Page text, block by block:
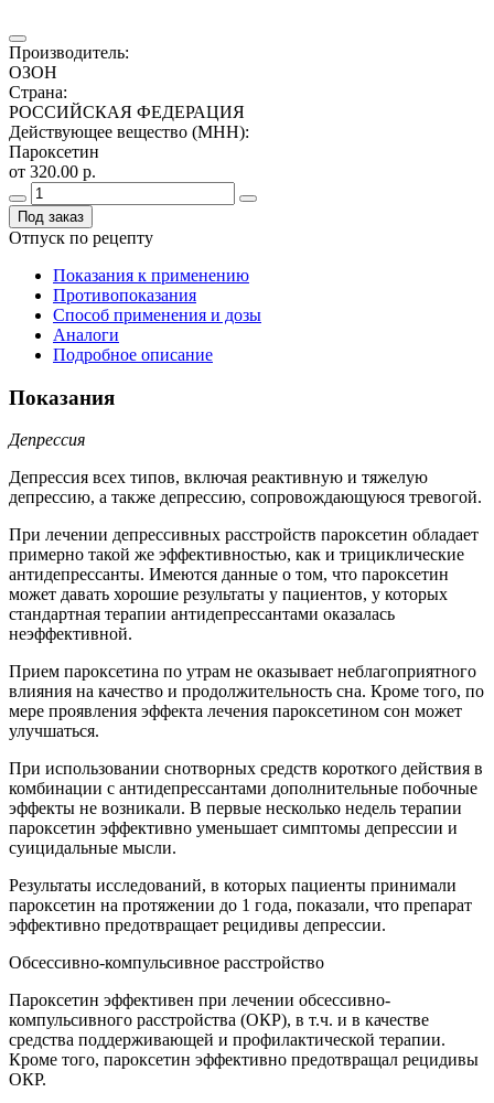
Производитель:
ОЗОН
Страна:
РОССИЙСКАЯ ФЕДЕРАЦИЯ
Действующее вещество (МНН):
Пароксетин
от 320.00 р.
Под заказ
Отпуск по рецепту
Показания к применению
Противопоказания
Способ применения и дозы
Аналоги
Подробное описание
Показания
Депрессия
Депрессия всех типов, включая реактивную и тяжелую
депрессию, а также депрессию, сопровождающуюся тревогой.
При лечении депрессивных расстройств пароксетин обладает
примерно такой же эффективностью, как и трициклические
антидепрессанты. Имеются данные о том, что пароксетин
может давать хорошие результаты у пациентов, у которых
стандартная терапии антидепрессантами оказалась
неэффективной.
Прием пароксетина по утрам не оказывает неблагоприятного
влияния на качество и продолжительность сна. Кроме того, по
мере проявления эффекта лечения пароксетином сон может
улучшаться.
При использовании снотворных средств короткого действия в
комбинации с антидепрессантами дополнительные побочные
эффекты не возникали. В первые несколько недель терапии
пароксетин эффективно уменьшает симптомы депрессии и
суицидальные мысли.
Результаты исследований, в которых пациенты принимали
пароксетин на протяжении до 1 года, показали, что препарат
эффективно предотвращает рецидивы депрессии.
Обсессивно-компульсивное расстройство
Пароксетин эффективен при лечении обсессивно-
компульсивного расстройства (ОКР), в т.ч. и в качестве
средства поддерживающей и профилактической терапии.
Кроме того, пароксетин эффективно предотвращал рецидивы
ОКР.